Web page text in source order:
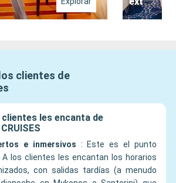
clientes de
clientes les encanta de
e inmersivos :
Este es el punto
los clientes les encantan los horarios
con salidas tardías (a menudo